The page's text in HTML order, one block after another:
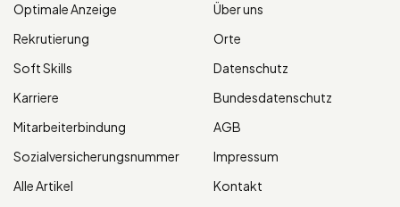
Optimale Anzeige
Rekrutierung
Soft Skills
Karriere
Mitarbeiterbindung
Sozialversicherungsnummer
Alle Artikel
Über uns
Orte
Datenschutz
Bundesdatenschutz
AGB
Impressum
Kontakt